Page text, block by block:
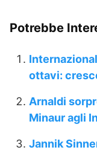
Potrebbe
ottavi:
Arnaldi
Minaur agli
Jannik